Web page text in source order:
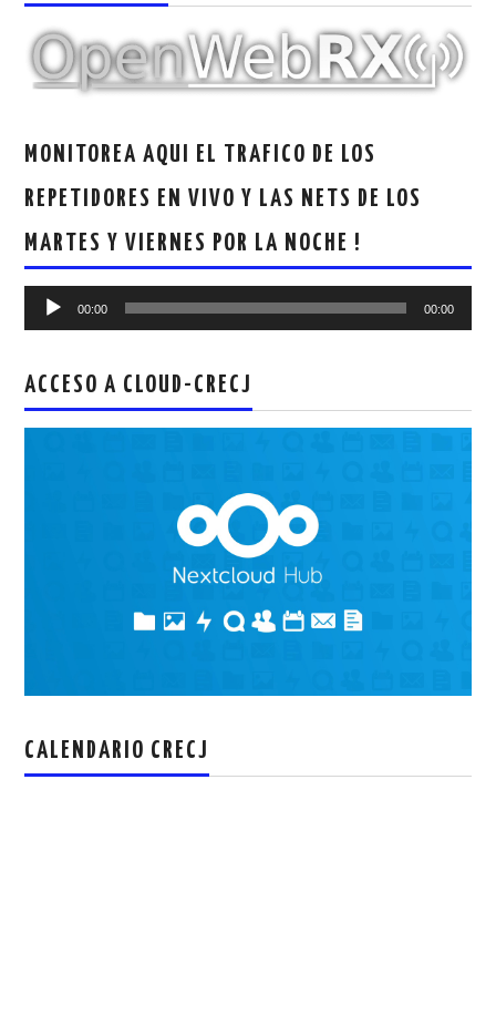
MONITOREA AQUI EL TRAFICO DE LOS
REPETIDORES EN VIVO Y LAS NETS DE LOS
MARTES Y VIERNES POR LA NOCHE !
Reproductor
00:00 00:00
ACCESO A CLOUD-CRECJ
CALENDARIO CRECJ